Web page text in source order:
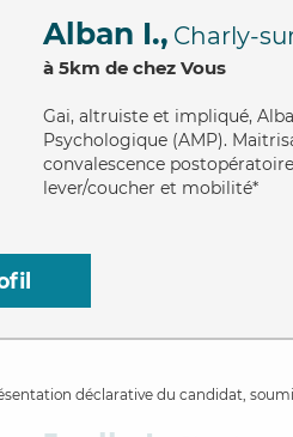
Alban I., Charly-
à 5km de chez Vous
Gai, altruiste et impliqué,
Psychologique (AMP).
convalescence
lever/coucher et mobilité*
déclarative du candidat,